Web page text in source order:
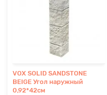
VOX SOLID SANDSTONE
BEIGE Угол наружный
0,92*42см